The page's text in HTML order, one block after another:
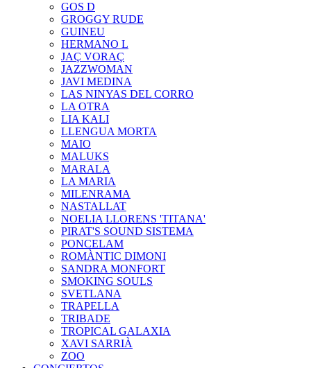
GOS D
GROGGY RUDE
GUINEU
HERMANO L
JAÇ VORAÇ
JAZZWOMAN
JAVI MEDINA
LAS NINYAS DEL CORRO
LA OTRA
LIA KALI
LLENGUA MORTA
MAIO
MALUKS
MARALA
LA MARIA
MILENRAMA
NASTALLAT
NOELIA LLORENS 'TITANA'
PIRAT'S SOUND SISTEMA
PONCELAM
ROMÀNTIC DIMONI
SANDRA MONFORT
SMOKING SOULS
SVETLANA
TRAPELLA
TRIBADE
TROPICAL GALAXIA
XAVI SARRIÀ
ZOO